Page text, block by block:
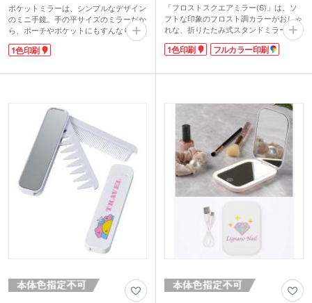
ポケットミラーは、シンプルなデザイン
のミニ手鏡。手の平サイズのミラーだか
ら、ポーチやポケットにもすんなり収
納。必要なとき、いつでもどこでもサッ
と取り出し、メイク直しや身だしなみチ
なブラックと清潔感のあるホワイト2色
1色印刷でオリジナルのミラーが作れま
す。ロゴが映えますので、美容関係のノ
ベルティなどにおすすめです。
1色印刷
「フロストスクエアミラー(S)」は、ソ
フトな印象のフロスト調カラーがおしゃ
れな、折りたたみ式スタンドミラー。化
粧ポーチにもラクラク収納できる、ポケ
ットサイズ。メイク道具と一緒に持って
上フタ部分に1色印刷とフルカラー印刷
ポップなデザインから不透明水彩のよう
なやわらかなデザインで、インパクトあ
るオリジナルミラーを作成することがで
き、大変好評です。
1色印刷 フルカラー印刷